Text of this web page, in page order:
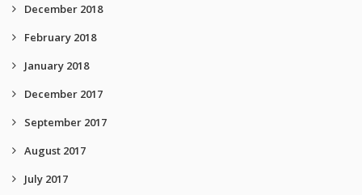
December 2018
February 2018
January 2018
December 2017
September 2017
August 2017
July 2017